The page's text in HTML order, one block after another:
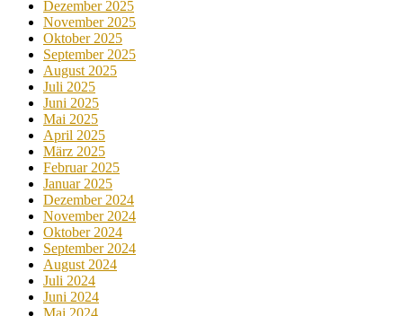
Dezember 2025
November 2025
Oktober 2025
September 2025
August 2025
Juli 2025
Juni 2025
Mai 2025
April 2025
März 2025
Februar 2025
Januar 2025
Dezember 2024
November 2024
Oktober 2024
September 2024
August 2024
Juli 2024
Juni 2024